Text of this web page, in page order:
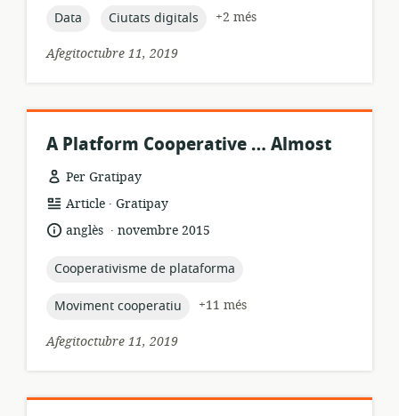
publicació:
topic:
Data topic:
Ciutats digitals
+2 més
Afegitoctubre 11, 2019
A Platform Cooperative … Almost
Per Gratipay
format
recursos:
Article .
publicador:
Gratipay
idioma:
anglès .
data
publicació:
novembre 2015
topic:
Cooperativisme de plataforma
topic:
Moviment cooperatiu
+11 més
Afegitoctubre 11, 2019